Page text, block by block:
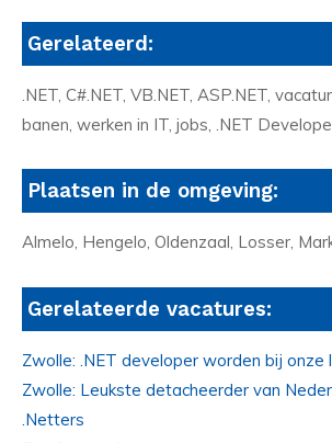
Gerelateerd:
.NET, C#.NET, VB.NET, ASP.NET,
banen, werken in IT, jobs, .NET
Plaatsen in de omgeving:
Almelo, Hengelo, Oldenzaal, Losser,
Gerelateerde vacatures:
Zwolle: .NET developer worden bij onze
Zwolle: Leukste detacheerder van
.Netters